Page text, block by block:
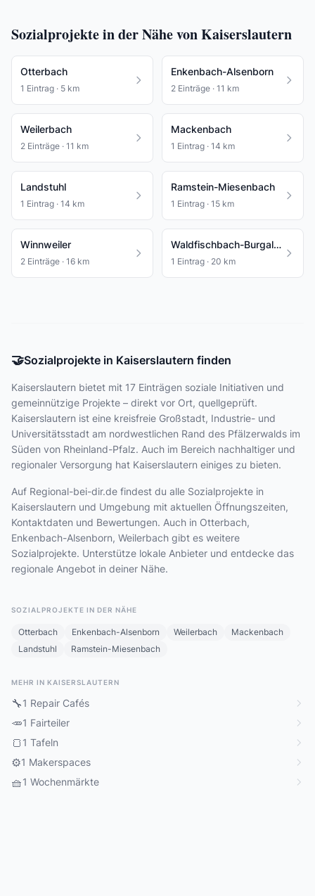
Sozialprojekte in der Nähe von Kaiserslautern
Otterbach
1 Eintrag · 5 km
Enkenbach-Alsenborn
2 Einträge · 11 km
Weilerbach
2 Einträge · 11 km
Mackenbach
1 Eintrag · 14 km
Landstuhl
1 Eintrag · 14 km
Ramstein-Miesenbach
1 Eintrag · 15 km
Winnweiler
2 Einträge · 16 km
Waldfischbach-Burgalben
1 Eintrag · 20 km
🤝Sozialprojekte in Kaiserslautern finden
Kaiserslautern bietet mit 17 Einträgen soziale Initiativen und
gemeinnützige Projekte – direkt vor Ort, quellgeprüft.
Kaiserslautern ist eine kreisfreie Großstadt, Industrie- und
Universitätsstadt am nordwestlichen Rand des Pfälzerwalds im
Süden von Rheinland-Pfalz. Auch im Bereich nachhaltiger und
regionaler Versorgung hat Kaiserslautern einiges zu bieten.
Auf Regional-bei-dir.de findest du alle Sozialprojekte in
Kaiserslautern und Umgebung mit aktuellen Öffnungszeiten,
Kontaktdaten und Bewertungen. Auch in Otterbach,
Enkenbach-Alsenborn, Weilerbach gibt es weitere
Sozialprojekte. Unterstütze lokale Anbieter und entdecke das
regionale Angebot in deiner Nähe.
SOZIALPROJEKTE IN DER NÄHE
Otterbach Enkenbach-Alsenborn Weilerbach
Mackenbach
Landstuhl
Ramstein-Miesenbach
MEHR IN KAISERSLAUTERN
🔧1 Repair Cafés
🥕1 Fairteiler
🍞 1 Tafeln
⚙️1 Makerspaces
🧺1 Wochenmärkte